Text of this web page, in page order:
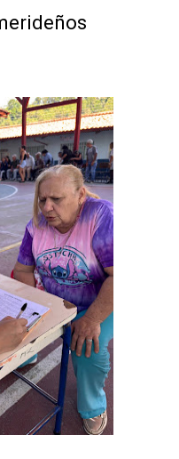
ciudadana
con taller de
impulsa la economía
sembraron 110
fortalecen la atención
Renace en el
fortalecer la atención
del OAN para la
del Encuentro LAGO
de asfaltado
coordinación de